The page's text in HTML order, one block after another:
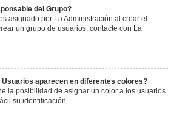
del Grupo?
asignado por La Administración al crear el
un grupo de usuarios, contacte con La
Usuarios aparecen en diferentes colores?
la posibilidad de asignar un color a los usuarios
su identificación.